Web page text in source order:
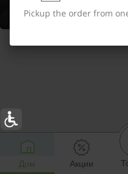
Дом Акции
Pickup the order from